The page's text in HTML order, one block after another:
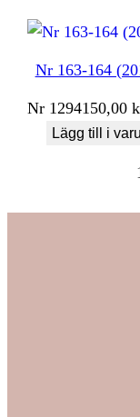
Nr 163-164
Nr 1294150,00
Lägg till i